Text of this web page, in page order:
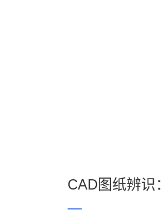
CAD图纸辨识